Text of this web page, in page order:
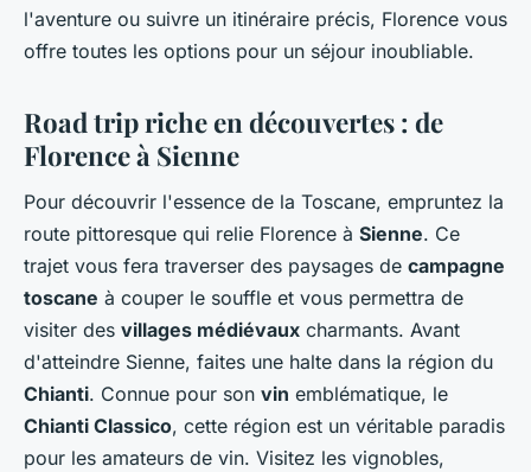
l'aventure ou suivre un itinéraire précis, Florence vous
offre toutes les options pour un séjour inoubliable.
Road trip riche en découvertes : de
Florence à Sienne
Pour découvrir l'essence de la Toscane, empruntez la
route pittoresque qui relie Florence à Sienne. Ce
trajet vous fera traverser des paysages de campagne
toscane à couper le souffle et vous permettra de
visiter des villages médiévaux charmants. Avant
d'atteindre Sienne, faites une halte dans la région du
Chianti. Connue pour son vin emblématique, le
Chianti Classico, cette région est un véritable paradis
pour les amateurs de vin. Visitez les vignobles,